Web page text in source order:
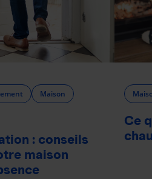
Maison
: conseils
maison
Ce